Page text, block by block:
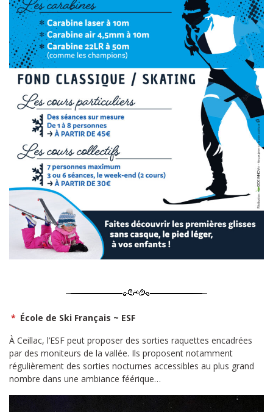
* École de Ski Français ~ ESF
À Ceillac, l’ESF peut proposer des sorties raquettes encadrées
par des moniteurs de la vallée. Ils proposent notamment
régulièrement des sorties nocturnes accessibles au plus grand
nombre dans une ambiance féérique…